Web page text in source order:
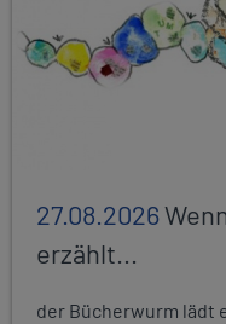
27.08.2026
erzählt...
der Bücherwurm lädt